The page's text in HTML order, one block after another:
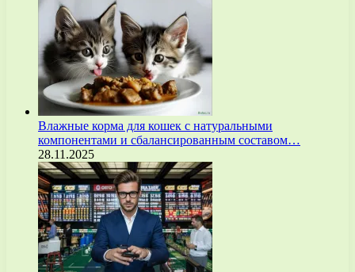
Влажные корма для кошек с натуральными
компонентами и сбалансированным составом…
28.11.2025